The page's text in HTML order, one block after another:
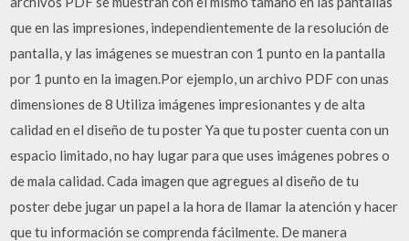
que en las impresiones, independientemente de la resolución de
pantalla, y las imágenes se muestran con 1 punto en la pantalla
por 1 punto en la imagen.Por ejemplo, un archivo PDF con unas
dimensiones de 8 Utiliza imágenes impresionantes y de alta
calidad en el diseño de tu poster Ya que tu poster cuenta con un
espacio limitado, no hay lugar para que uses imágenes pobres o
de mala calidad. Cada imagen que agregues al diseño de tu
poster debe jugar un papel a la hora de llamar la atención y hacer
que tu información se comprenda fácilmente. De manera